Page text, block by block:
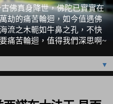
佛真身降世，佛陀已實實在
劫的痛苦輪迴，如今值遇佛
流之木軛如牛鼻之孔，不快
痛苦輪迴，值得我們深思啊~
▼